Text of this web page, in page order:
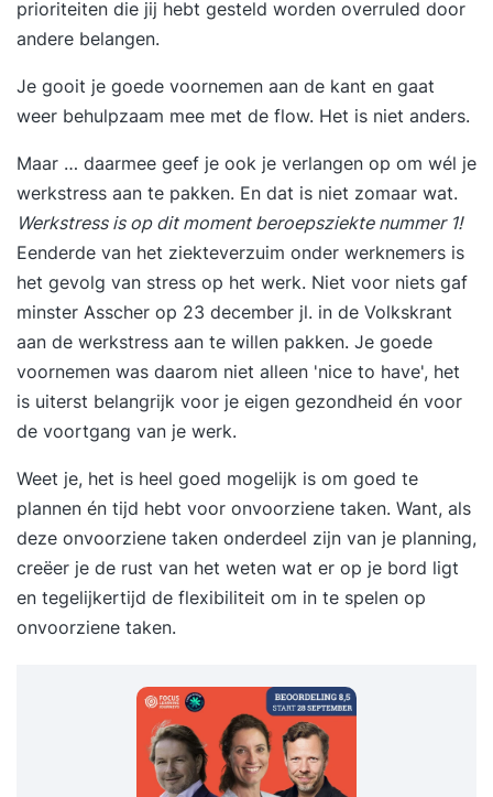
prioriteiten die jij hebt gesteld worden overruled door
andere belangen.
Je gooit je goede voornemen aan de kant en gaat
weer behulpzaam mee met de flow. Het is niet anders.
Maar … daarmee geef je ook je verlangen op om wél je
werkstress aan te pakken. En dat is niet zomaar wat.
Werkstress is op dit moment beroepsziekte nummer 1!
Eenderde van het ziekteverzuim onder werknemers is
het gevolg van stress op het werk. Niet voor niets gaf
minster Asscher op 23 december jl. in de Volkskrant
aan de werkstress aan te willen pakken. Je goede
voornemen was daarom niet alleen 'nice to have', het
is uiterst belangrijk voor je eigen gezondheid én voor
de voortgang van je werk.
Weet je, het is heel goed mogelijk is om goed te
plannen én tijd hebt voor onvoorziene taken. Want, als
deze onvoorziene taken onderdeel zijn van je planning,
creëer je de rust van het weten wat er op je bord ligt
en tegelijkertijd de flexibiliteit om in te spelen op
onvoorziene taken.